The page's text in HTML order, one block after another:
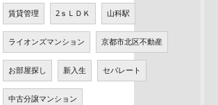
賃貸管理 2ｓＬＤＫ 山科駅
ライオンズマンション 京都市北区不動産
お部屋探し 新入生 セパレート
中古分譲マンション